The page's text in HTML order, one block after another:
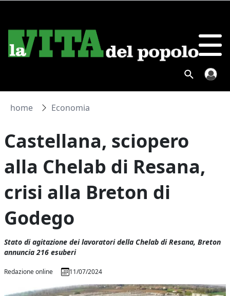
home Economia
Castellana, sciopero
alla Chelab di Resana,
crisi alla Breton di
Godego
Stato di agitazione dei lavoratori della Chelab di Resana, Breton
annuncia 216 esuberi
Redazione online 11/07/2024